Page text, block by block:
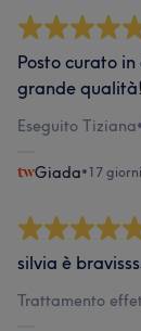
Posto curato
grande qualità!
Eseguito Tiziana•
Giada•17
silvia è
Trattamento